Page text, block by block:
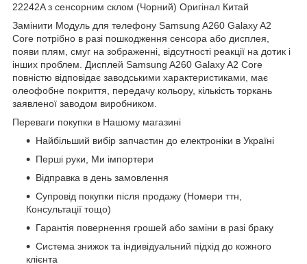
22242A з сенсорним склом (Чорний) Оригінал Китай
Замінити Модуль для телефону Samsung A260 Galaxy A2
Core потрібно в разі пошкодження сенсора або дисплея,
появи плям, смуг на зображенні, відсутності реакції на дотик і
інших проблем. Дисплей Samsung A260 Galaxy A2 Core
повністю відповідає заводськими характеристиками, має
олеофобне покриття, передачу кольору, кількість торкань
заявленої заводом виробником.
Переваги покупки в Нашому магазині
Найбільший вибір запчастин до електроніки в Україні
Перші руки, Ми імпортери
Відправка в день замовлення
Супровід покупки після продажу (Номери ттн,
Консультації тощо)
Гарантія повернення грошей або заміни в разі браку
Система знижок та індивідуальний підхід до кожного
клієнта